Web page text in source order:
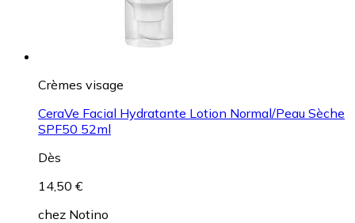
Crèmes visage
CeraVe Facial Hydratante Lotion Normal/Peau Sèche
SPF50 52ml
Dès
14,50 €
chez Notino